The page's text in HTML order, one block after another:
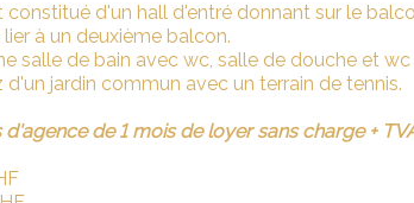
d'un hall d'entré donnant sur le
à un deuxième balcon.
salle de bain avec wc, salle de douche et wc
d'un jardin commun avec un terrain de tennis.
d'agence de 1 mois de loyer sans charge +